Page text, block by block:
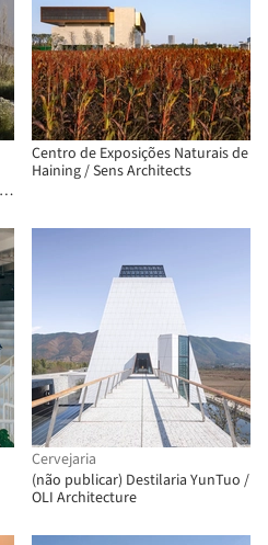
Centro de Exposições Naturais de
Haining / Sens Architects
Cervejaria
(não publicar) Destilaria YunTuo /
OLI Architecture